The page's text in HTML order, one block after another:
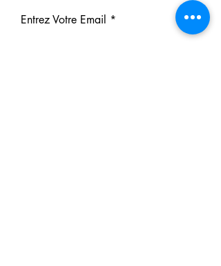
Entrez Votre Email